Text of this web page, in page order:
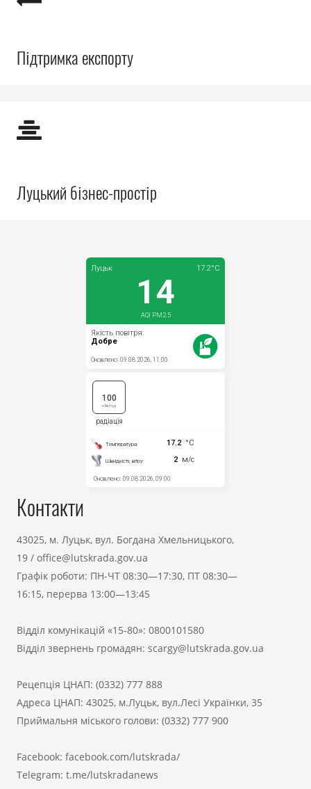
Підтримка експорту
Луцький бізнес-простір
Контакти
43025, м. Луцьк, вул. Богдана Хмельницького,
19 / office@lutskrada.gov.ua
Графік роботи: ПН-ЧТ 08:30—17:30, ПТ 08:30—
16:15, перерва 13:00—13:45
Відділ комунікацій «15-80»: 0800101580
Відділ звернень громадян: scargy@lutskrada.gov.ua
Рецепція ЦНАП: (0332) 777 888
Адреса ЦНАП: 43025, м.Луцьк, вул.Лесі Українки, 35
Приймальня міського голови: (0332) 777 900
Facebook: facebook.com/lutskrada/
Telegram: t.me/lutskradanews